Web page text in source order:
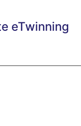
eTwinning